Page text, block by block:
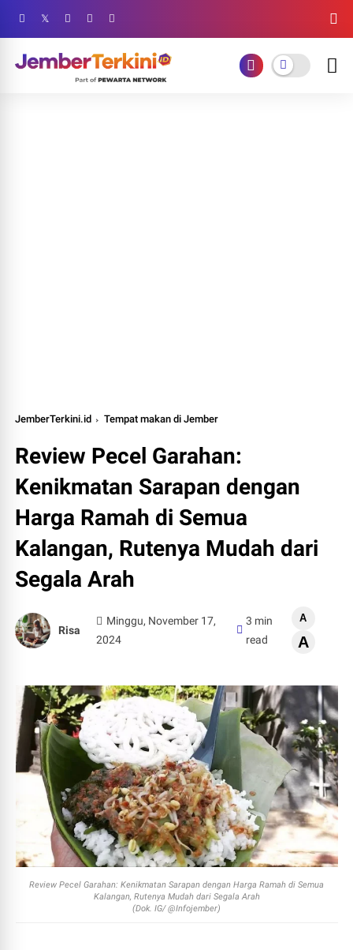
JemberTerkini.id Tempat makan di Jember
Review Pecel Garahan:
Kenikmatan Sarapan dengan
Harga Ramah di Semua
Kalangan, Rutenya Mudah dari
Segala Arah
Risa
Minggu, November 17,
2024
3 min
read
A
A
Review Pecel Garahan: Kenikmatan Sarapan dengan Harga Ramah di Semua
Kalangan, Rutenya Mudah dari Segala Arah
(Dok. IG/ @Infojember)